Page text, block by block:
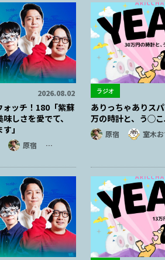
2026.08.02
ォッチ！180「紫蘇
しさを愛でて、
」
原宿 …
ラジオ
ありっちゃありス
万の時計と、う◯こ
原宿 室木